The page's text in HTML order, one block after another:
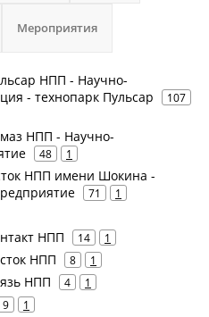
Мероприятия
НПП - Научно-
- технопарк Пульсар
107
НПП - Научно-
48 1
НПП имени Шокина -
71 1
НПП 14 1
НПП 8 1
НПП 4 1
9 1